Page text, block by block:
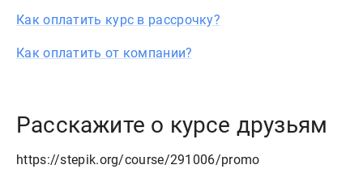
Как оплатить курс в рассрочку?
Как оплатить от компании?
Расскажите о курсе друзьям
https://stepik.org/course/291006/promo